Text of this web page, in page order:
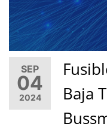
SEP
04
2024
Baja